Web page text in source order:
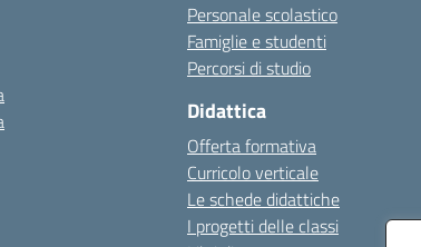
Personale scolastico
Famiglie e studenti
Percorsi di studio
Didattica
Offerta formativa
Curricolo verticale
Le schede didattiche
I progetti delle classi